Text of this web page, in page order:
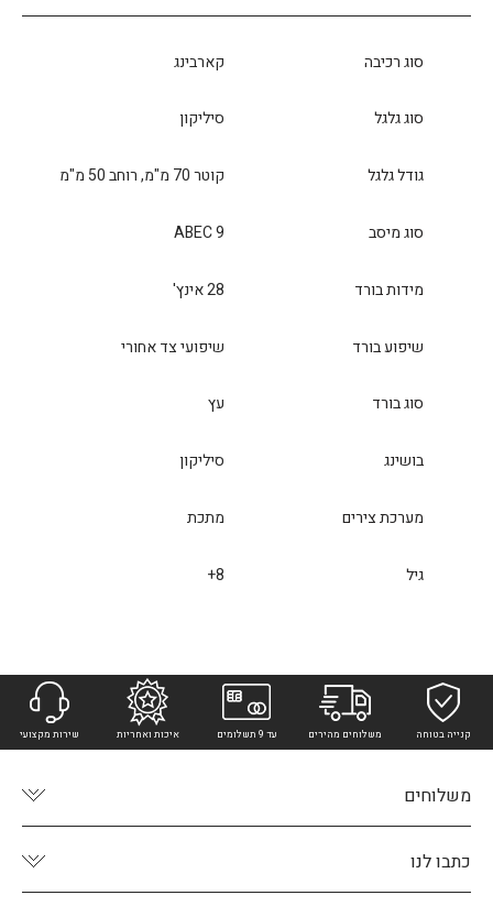
סוג רכיבה קארבינג
סוג גלגל סיליקון
גודל גלגל קוטר 70 מ"מ, רוחב 50 מ"מ
סוג מיסב ABEC 9
מידות בורד 28 אינץ'
שיפוע בורד שיפועי צד אחורי
סוג בורד עץ
בושינג סיליקון
מערכת צירים מתכת
גיל 8+
קנייה בטוחה משלוחים מהירים עד 9 תשלומים איכות ואחריות שירות מקצועי
משלוחים
כתבו לנו